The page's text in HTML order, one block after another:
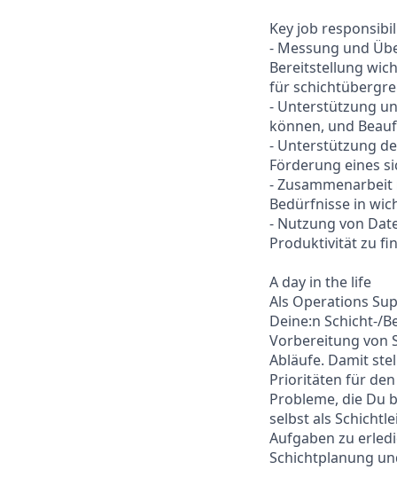
Key job
- Messung und
Bereitstellung
für
- Unterstützung
können, und
- Unterstützung
Förderung eines
-
Bedürfnisse in
- Nutzung von
Produktivität zu
A day in the life
Als Operations
Deine:n Schicht-/
Vorbereitung von
Abläufe. Damit
Prioritäten für
Probleme, die Du
selbst als
Aufgaben zu
Schichtplanung